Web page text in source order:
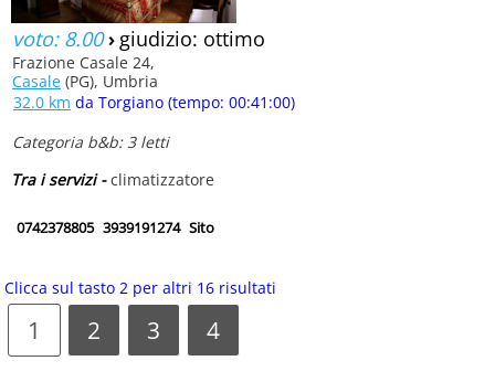
voto: 8.00› giudizio: ottimo
Frazione Casale 24,
Casale (PG), Umbria
32.0 km da Torgiano (tempo: 00:41:00)
Categoria b&b: 3 letti
Tra i servizi -climatizzatore
0742378805 3939191274 Sito
Clicca sul tasto 2 per altri 16 risultati
1 2 3 4